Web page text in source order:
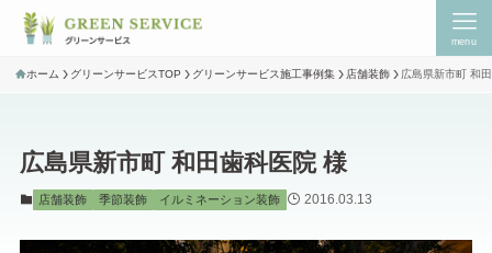
menu
ホーム グリーンサービスTOP グリーンサービス施工事例集 店舗装飾 広島県新市町 和
広島県新市町 和田歯科医院 様
店舗装飾 季節装飾 イルミネーション装飾 2016.03.13